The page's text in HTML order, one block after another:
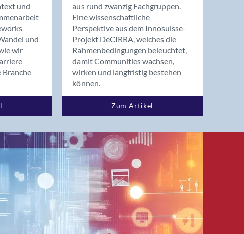
und
und
wir
Branche
aus rund zwanzig Fachgruppen.
Eine wissenschaftliche
Perspektive aus dem Innosuisse-
Projekt DeCIRRA, welches die
Rahmenbedingungen beleuchtet,
damit Communities wachsen,
wirken und langfristig bestehen
können.
Zum Artikel